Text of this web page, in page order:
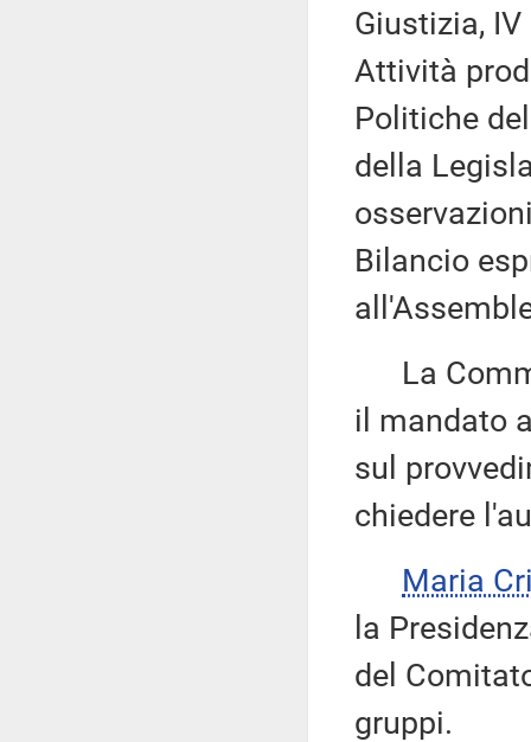
Giustizia,
Attività
Politiche
della
Bilancio
La
il mandato
sul
chiedere
Maria
la
del
gruppi.